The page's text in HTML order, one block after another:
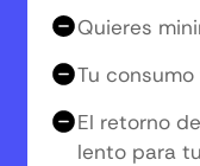
Quieres
Tu
El retorno
lento para